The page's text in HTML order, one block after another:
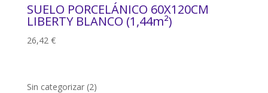
SUELO PORCELÁNICO 60X120CM
LIBERTY BLANCO (1,44m²)
26,42 €
Sin categorizar 22